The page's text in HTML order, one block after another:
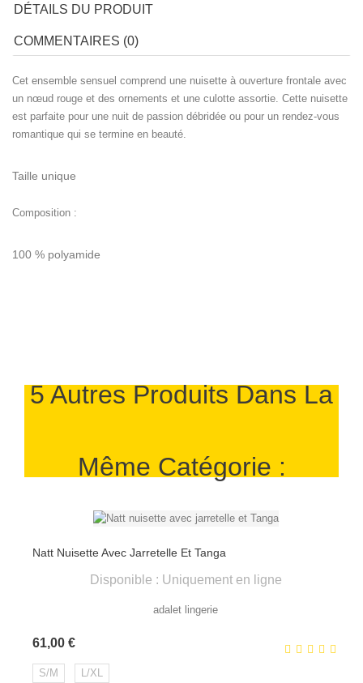
DÉTAILS DU PRODUIT
COMMENTAIRES (0)
Cet ensemble sensuel comprend une nuisette à ouverture frontale avec
un nœud rouge et des ornements et une culotte assortie. Cette nuisette
est parfaite pour une nuit de passion débridée ou pour un rendez-vous
romantique qui se termine en beauté.
Taille unique
Composition :
100 % polyamide
5 Autres Produits Dans La
Même Catégorie :
Natt Nuisette Avec Jarretelle Et Tanga
Disponible : Uniquement en ligne
adalet lingerie
61,00 €Prix
S/M L/XL